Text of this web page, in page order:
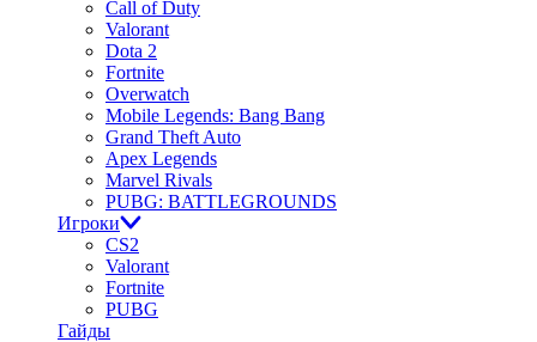
Call of Duty
Valorant
Dota 2
Fortnite
Overwatch
Mobile Legends: Bang Bang
Grand Theft Auto
Apex Legends
Marvel Rivals
PUBG: BATTLEGROUNDS
Игроки
CS2
Valorant
Fortnite
PUBG
Гайды